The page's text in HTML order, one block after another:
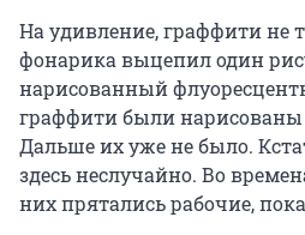
На удивление, граффити не
фонарика выцепил один
нарисованный
граффити были нарисованы
Дальше их уже не было.
здесь неслучайно. Во
них прятались рабочие,